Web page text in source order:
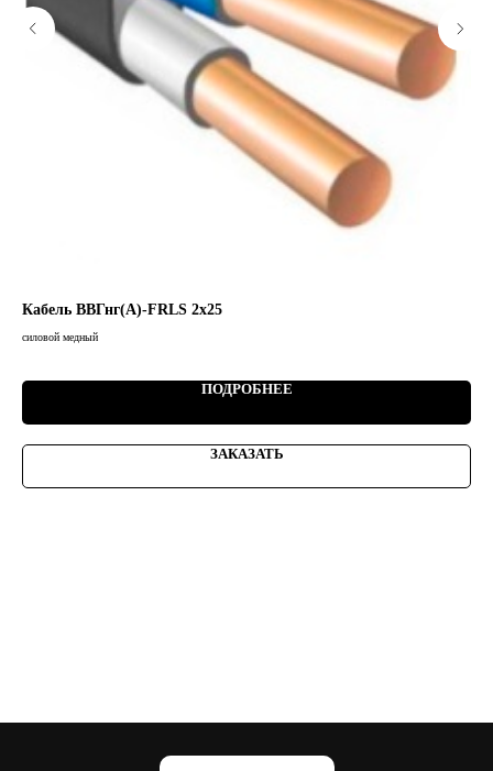
Кабель ВВГнг(А)-FRLS 2х25
силовой медный
ПОДРОБНЕЕ
ЗАКАЗАТЬ